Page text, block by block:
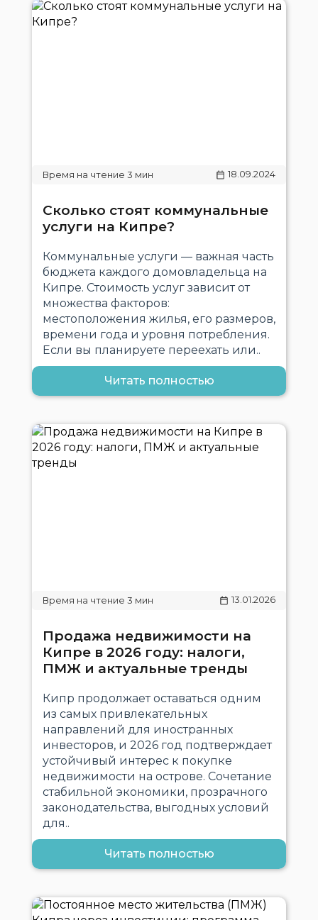
18.09.2024
Сколько стоят коммунальные
услуги на Кипре?
Коммунальные услуги — важная часть
бюджета каждого домовладельца на
Кипре. Стоимость услуг зависит от
множества факторов:
местоположения жилья, его размеров,
времени года и уровня потребления.
Если вы планируете переехать или..
Читать полностью
13.01.2026
Продажа недвижимости на
Кипре в 2026 году: налоги,
ПМЖ и актуальные тренды
Кипр продолжает оставаться одним
из самых привлекательных
направлений для иностранных
инвесторов, и 2026 год подтверждает
устойчивый интерес к покупке
недвижимости на острове. Сочетание
стабильной экономики, прозрачного
законодательства, выгодных условий
для..
Читать полностью